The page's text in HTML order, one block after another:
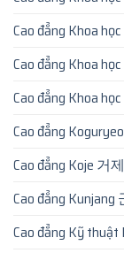
Cao đẳng Khoa
Cao đẳng Khoa
Cao đẳng Khoa
Cao đẳng
Cao đẳng Koje 거
Cao đẳng
Cao đẳng Kỹ